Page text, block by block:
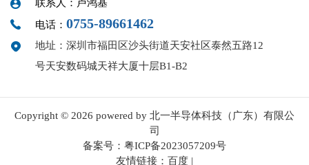
联系人：卢鸿基
电话： 0755-89661462
地址：深圳市福田区沙头街道天安社区泰然五路12
号天安数码城天祥大厦十层B1-B2
Copyright © 2026 powered by 北一半导体科技（广东）有限公
司
备案号： 粤ICP备2023057209号
友情链接： 百度 |